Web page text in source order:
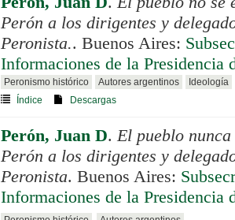
Perón a los dirigentes y
Peronista.. Buenos Aires:
Informaciones de la Presidencia
Peronismo histórico Autores argentinos
Ideología
Índice
Descargas
Perón, Juan D. El pueblo
Perón a los dirigentes y
Peronista. Buenos Aires:
Informaciones de la Presidencia